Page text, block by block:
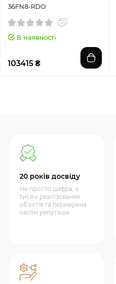
36FN8-RDO
В наявності
103415 ₴
20 років досвіду
Не просто цифра, а
тисячі реалізованих
об’єктів та перевірена
часом репутація.